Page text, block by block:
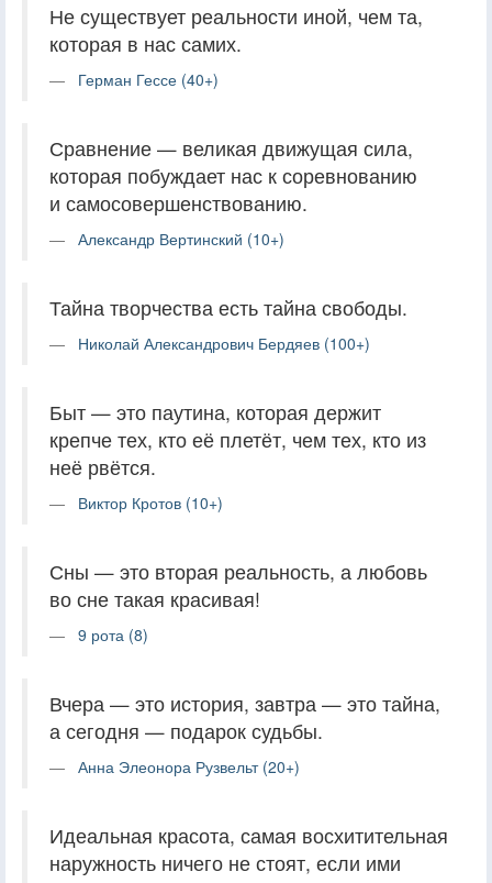
Не существует реальности иной, чем та,
которая в нас самих.
Герман Гессе (40+)
Сравнение — великая движущая сила,
которая побуждает нас к соревнованию
и самосовершенствованию.
Александр Вертинский (10+)
Тайна творчества есть тайна свободы.
Николай Александрович Бердяев (100+)
Быт — это паутина, которая держит
крепче тех, кто её плетёт, чем тех, кто из
неё рвётся.
Виктор Кротов (10+)
Сны — это вторая реальность, а любовь
во сне такая красивая!
9 рота (8)
Вчера — это история, завтра — это тайна,
а сегодня — подарок судьбы.
Анна Элеонора Рузвельт (20+)
Идеальная красота, самая восхитительная
наружность ничего не стоят, если ими